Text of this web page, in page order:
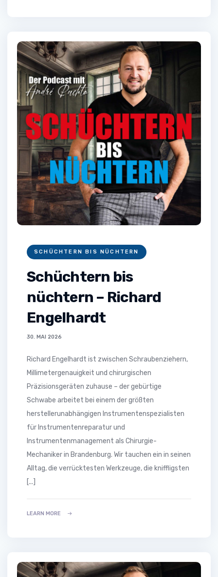
SCHÜCHTERN BIS NÜCHTERN
Schüchtern bis
nüchtern – Richard
Engelhardt
30. MAI 2026
Richard Engelhardt ist zwischen Schraubenziehern,
Millimetergenauigkeit und chirurgischen
Präzisionsgeräten zuhause – der gebürtige
Schwabe arbeitet bei einem der größten
herstellerunabhängigen Instrumentenspezialisten
für Instrumentenreparatur und
Instrumentenmanagement als Chirurgie-
Mechaniker in Brandenburg. Wir tauchen ein in seinen
Alltag, die verrücktesten Werkzeuge, die kniffligsten
[...]
LEARN MORE